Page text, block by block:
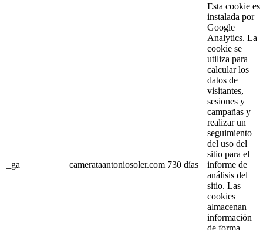
_ga camerataantoniosoler.com 730 días
Esta cookie es
instalada por
Google
Analytics. La
cookie se
utiliza para
calcular los
datos de
visitantes,
sesiones y
campañas y
realizar un
seguimiento
del uso del
sitio para el
informe de
análisis del
sitio. Las
cookies
almacenan
información
de forma